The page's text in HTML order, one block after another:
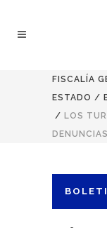
FISCALÍA
ESTADO /
/ LOS